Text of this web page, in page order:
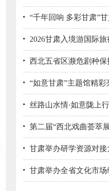
“千年回响 多彩甘肃”
2026甘肃入境游国际
西北五省区濒危剧种
“如意甘肃”主题馆精
丝路山水情·如意陇上
第二届“西北戏曲荟萃
甘肃举办研学资源对接
甘肃举办全省文化市